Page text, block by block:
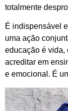
totalmente
É indispensável
uma ação
educação é vida,
acreditar em
e emocional. É